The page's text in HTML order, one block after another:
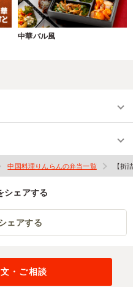
中華バル風
中国料理りんらんの弁当一覧 【折
シェアする
ェアする
・ご相談